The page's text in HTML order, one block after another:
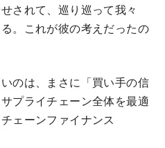
されて、巡り巡って我々
。これが彼の考えだったの
のは、まさに「買い手の信
プライチェーン全体を最適
ェーンファイナンス